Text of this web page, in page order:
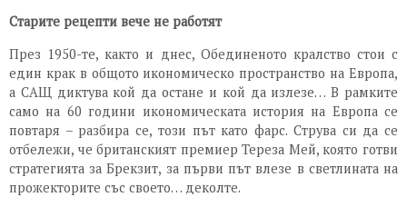
Старите рецепти вече не работят
През 1950-те, както и днес, Обединеното кралство стои с
един крак в общото икономическо пространство на Европа,
а САЩ диктува кой да остане и кой да излезе… В рамките
само на 60 години икономическата история на Европа се
повтаря – разбира се, този път като фарс. Струва си да се
отбележи, че британският премиер Тереза Мей, която готви
стратегията за Брекзит, за първи път влезе в светлината на
прожекторите със своето… деколте.